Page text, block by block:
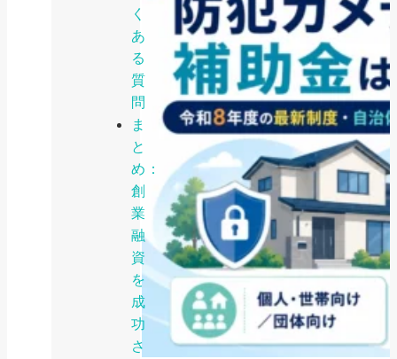
く
あ
る
質
問
ま
と
め：
創
業
融
資
を
成
功
さ